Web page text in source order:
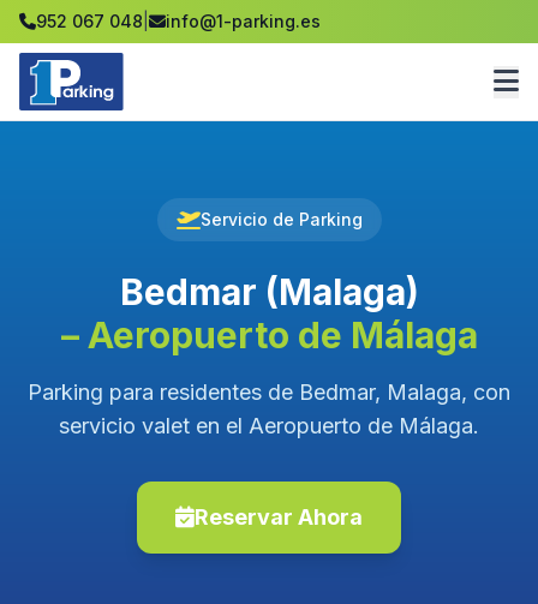
952 067 048 info@1-parking.es
Servicio de Parking
Bedmar (Malaga)
– Aeropuerto de Málaga
Parking para residentes de Bedmar, Malaga, con
servicio valet en el Aeropuerto de Málaga.
Reservar Ahora